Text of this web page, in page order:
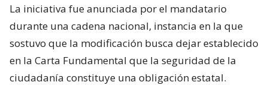
La iniciativa fue anunciada por el mandatario
durante una cadena nacional, instancia en la que
sostuvo que la modificación busca dejar establecido
en la Carta Fundamental que la seguridad de la
ciudadanía constituye una obligación estatal.